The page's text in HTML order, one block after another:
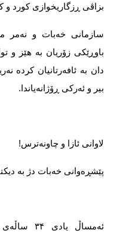
بزاڤی ڕزگاریخوازی کورد
سازمانی خەبات و نەمر
باوڕێکی زۆریان بە هێز و
دان بە ئافەرتانیان کردە
بیر و ئەركی ڕۆژانەیاندا.
لاوانی ئازا و چاونەترس!
پێشڕەوانی خەبات دژ بە
ئەمساڵ یادی ۴۳ساڵەی